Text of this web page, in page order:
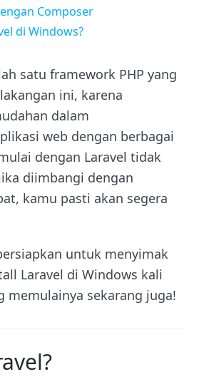
Composer
di Windows?
satu framework PHP yang
ini, karena
dalam
web dengan berbagai
dengan Laravel tidak
diimbangi dengan
kamu pasti akan segera
untuk menyimak
Laravel di Windows kali
memulainya sekarang juga!